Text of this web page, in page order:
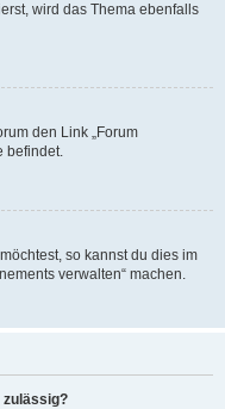
wird das Thema ebenfalls
den Link „Forum
befindet.
so kannst du dies im
verwalten“ machen.
zulässig?